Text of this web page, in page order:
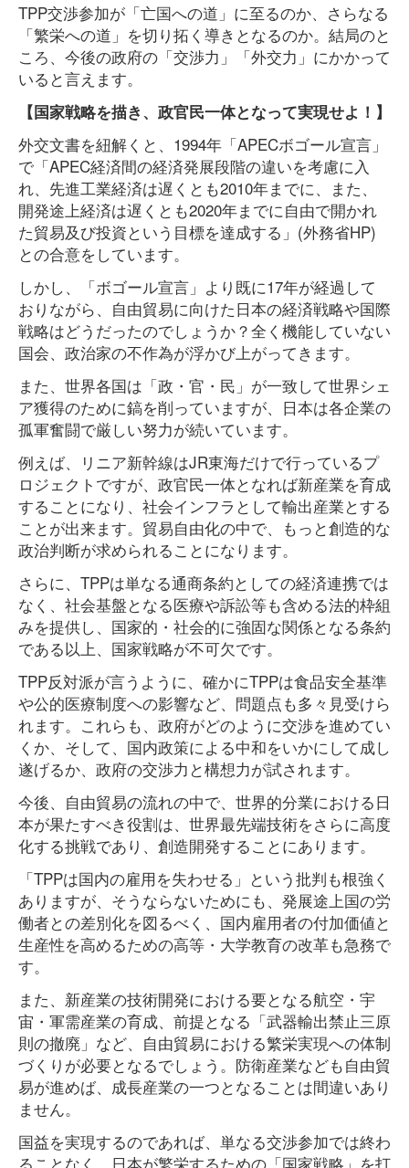
TPP交渉参加が「亡国への道」に至るのか、さらなる
「繁栄への道」を切り拓く導きとなるのか。結局のと
ころ、今後の政府の「交渉力」「外交力」にかかって
いると言えます。
【国家戦略を描き、政官民一体となって実現せよ！】
外交文書を紐解くと、1994年「APECボゴール宣言」
で「APEC経済間の経済発展段階の違いを考慮に入
れ、先進工業経済は遅くとも2010年までに、また、
開発途上経済は遅くとも2020年までに自由で開かれ
た貿易及び投資という目標を達成する」(外務省HP)
との合意をしています。
しかし、「ボゴール宣言」より既に17年が経過して
おりながら、自由貿易に向けた日本の経済戦略や国際
戦略はどうだったのでしょうか？全く機能していない
国会、政治家の不作為が浮かび上がってきます。
また、世界各国は「政・官・民」が一致して世界シェ
ア獲得のために鎬を削っていますが、日本は各企業の
孤軍奮闘で厳しい努力が続いています。
例えば、リニア新幹線はJR東海だけで行っているプ
ロジェクトですが、政官民一体となれば新産業を育成
することになり、社会インフラとして輸出産業とする
ことが出来ます。貿易自由化の中で、もっと創造的な
政治判断が求められることになります。
さらに、TPPは単なる通商条約としての経済連携では
なく、社会基盤となる医療や訴訟等も含める法的枠組
みを提供し、国家的・社会的に強固な関係となる条約
である以上、国家戦略が不可欠です。
TPP反対派が言うように、確かにTPPは食品安全基準
や公的医療制度への影響など、問題点も多々見受けら
れます。これらも、政府がどのように交渉を進めてい
くか、そして、国内政策による中和をいかにして成し
遂げるか、政府の交渉力と構想力が試されます。
今後、自由貿易の流れの中で、世界的分業における日
本が果たすべき役割は、世界最先端技術をさらに高度
化する挑戦であり、創造開発することにあります。
「TPPは国内の雇用を失わせる」という批判も根強く
ありますが、そうならないためにも、発展途上国の労
働者との差別化を図るべく、国内雇用者の付加価値と
生産性を高めるための高等・大学教育の改革も急務で
す。
また、新産業の技術開発における要となる航空・宇
宙・軍需産業の育成、前提となる「武器輸出禁止三原
則の撤廃」など、自由貿易における繁栄実現への体制
づくりが必要となるでしょう。防衛産業なども自由貿
易が進めば、成長産業の一つとなることは間違いあり
ません。
国益を実現するのであれば、単なる交渉参加では終わ
ることなく、日本が繁栄するための「国家戦略」を打